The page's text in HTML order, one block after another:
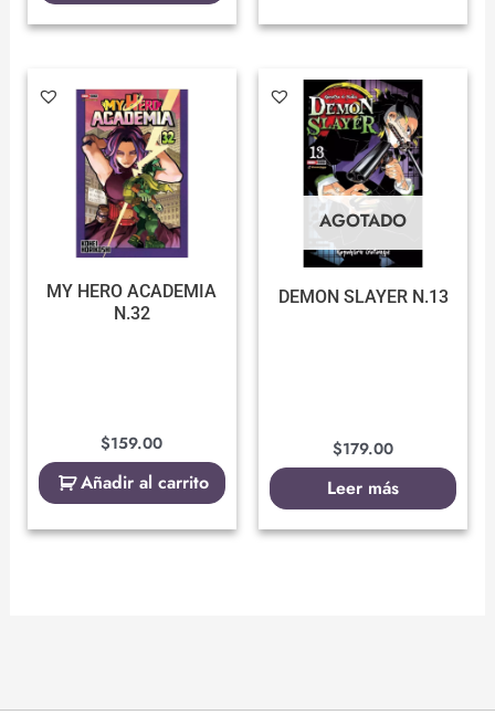
MY HERO ACADEMIA
N.32
$159.00
Añadir al carrito
AGOTADO
DEMON SLAYER N.13
$179.00
Leer más